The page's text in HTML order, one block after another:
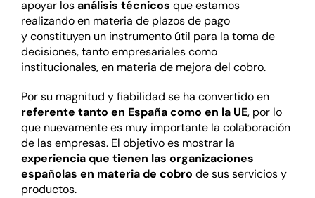
apoyar losanálisis técnicos que estamos
realizando en materia de plazos de pago
y constituyen un instrumento útil para la toma de
decisiones, tanto empresariales como
institucionales, en materia de mejora del cobro.
Por su magnitud y fiabilidad se ha convertido en
referente tanto en España como en la UE, por lo
que nuevamente es muy importante la colaboración
de las empresas. El objetivo es mostrar la
experiencia que tienen las organizaciones
españolas en materia de cobro de sus servicios y
productos.